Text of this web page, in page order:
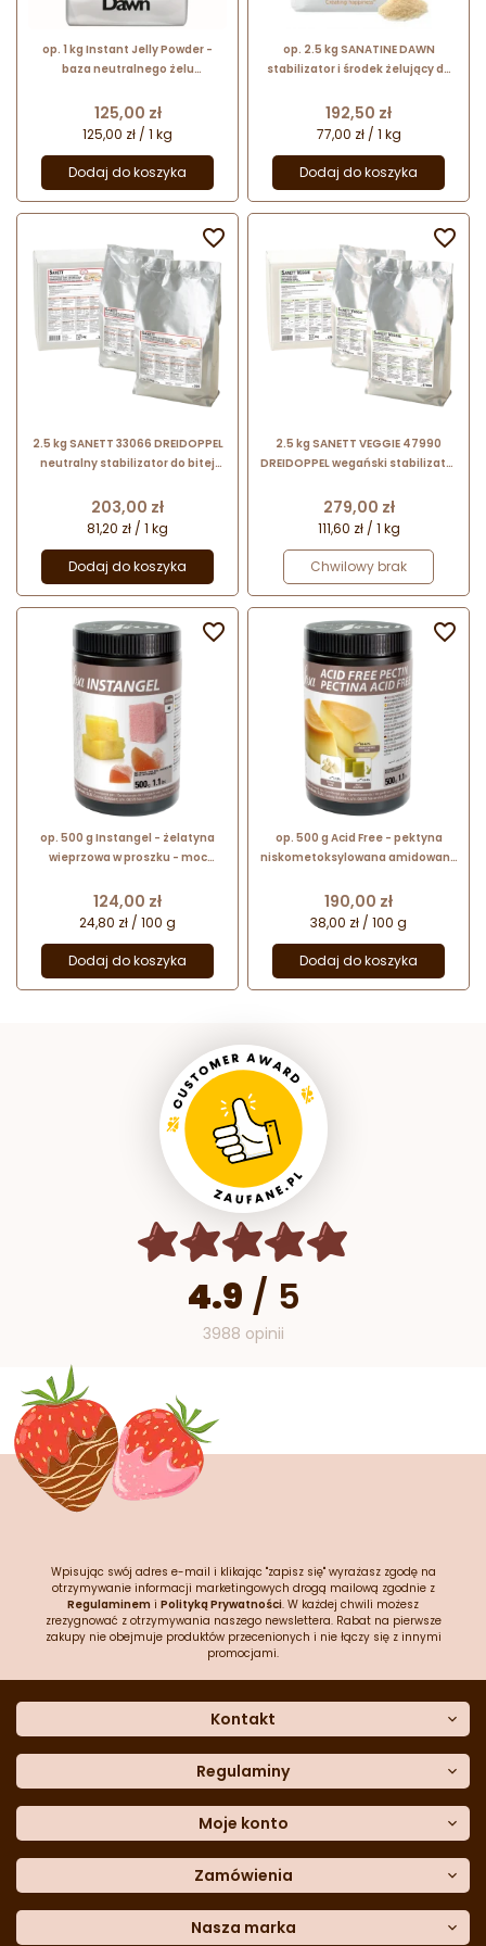
op. 1 kg Instant Jelly Powder -
baza neutralnego żelu
proszku - nr. kat. 2.03595.521
Dawn Foods
Cena
125,00 zł
125,00 zł / 1 kg
Dodaj do koszyka
op. 2.5 kg SANATINE DAWN
stabilizator i środek żelujący do
owocowych
Cena
192,50 zł
77,00 zł / 1 kg
Dodaj do koszyka
2.5 kg SANETT 33066 DREIDOPPEL
neutralny stabilizator do bitej
stosowania na gorąco
Cena
203,00 zł
81,20 zł / 1 kg
Dodaj do koszyka

2.5 kg SANETT VEGGIE 47990
DREIDOPPEL wegański stabilizator
wodorostów - neutralny smak
Cena
279,00 zł
111,60 zł / 1 kg
Chwilowy brak

op. 500 g Instangel - żelatyna
wieprzowa w proszku - moc
54001 Sosa Ingredients
Cena
124,00 zł
24,80 zł / 100 g
Dodaj do koszyka

op. 500 g Acid Free - pektyna
niskometoksylowana amidowana
kat. 41543 Sosa Ingredients
Cena
190,00 zł
38,00 zł / 100 g
Dodaj do koszyka

4.9 / 5
3988 opinii
Wpisując swój adres e-mail i klikając "zapisz się" wyrażasz zgodę na
otrzymywanie informacji marketingowych drogą mailową zgodnie z
Regulaminem i Polityką Prywatności. W każdej chwili możesz
zrezygnować z otrzymywania naszego newslettera. Rabat na pierwsze
zakupy nie obejmuje produktów przecenionych i nie łączy się z innymi
promocjami.
Kontakt
Dane kontaktowe
Często zadawane pytania
Sklep stacjonarny
Formularz kontaktowy
Blog
telefon:601 767 272
Regulaminy
Polityka prywatności
Polityka cookies
Polityka reklamacji
Polityka zwrotów
Dostępność cyfrowa
Moje konto
Moje dane
Historia zamówień
Lista ulubionych
Zamówienia
Metody płatności
Nasza marka